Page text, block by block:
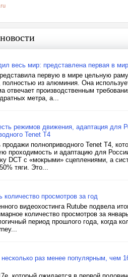
весь мир: представлена первая в
первую в мире цельную
из алюминия. Она
отвечает производственным
метра, а...
режимов движения, адаптация для
Tenet T4
полноприводного Tenet T4,
проходимость и адаптацию для
DCT с «мокрыми» сцеплениями, а
тяги. Это...
количество просмотров за год
видеохостинга Rutube подвела
количество просмотров за
период прошлого года, когда
раз менее популярным, чем